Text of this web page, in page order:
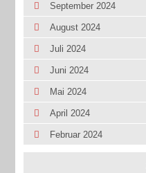
September 2024
August 2024
Juli 2024
Juni 2024
Mai 2024
April 2024
Februar 2024